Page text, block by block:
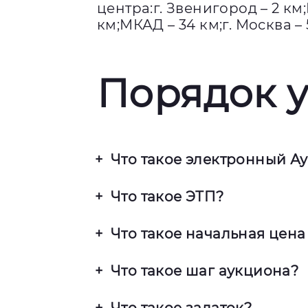
центра:г. Звенигород – 2
км;МКАД – 34 км;г. Москва –
Порядок
Что такое электронный
Это процесс покупки и
посредством Интернета. В
Интернет-сайт.
Что такое ЭТП?
Электронная торговая
онлайн. С правилами и
Что такое начальная цена
Установленная организатором
Что такое шаг аукциона?
Величина повышения